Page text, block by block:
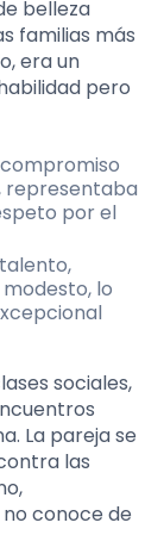
belleza
familias más
era un
pero
representaba
por el
lo
sociales,
La pareja se
las
conoce de